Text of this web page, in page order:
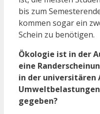
bis zum
kommen sogar ein
Schein zu benötigen.
Ökologie ist in der
eine
in der universitären
gegeben?